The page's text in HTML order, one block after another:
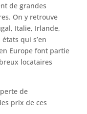
de grandes
On y retrouve
Italie, Irlande,
qui s’en
Europe font partie
locataires
de
prix de ces